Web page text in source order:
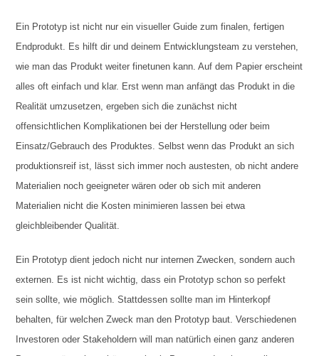
Ein Prototyp ist nicht nur ein visueller Guide zum finalen, fertigen
Endprodukt. Es hilft dir und deinem Entwicklungsteam zu verstehen,
wie man das Produkt weiter finetunen kann. Auf dem Papier erscheint
alles oft einfach und klar. Erst wenn man anfängt das Produkt in die
Realität umzusetzen, ergeben sich die zunächst nicht
offensichtlichen Komplikationen bei der Herstellung oder beim
Einsatz/Gebrauch des Produktes. Selbst wenn das Produkt an sich
produktionsreif ist, lässt sich immer noch austesten, ob nicht andere
Materialien noch geeigneter wären oder ob sich mit anderen
Materialien nicht die Kosten minimieren lassen bei etwa
gleichbleibender Qualität.
Ein Prototyp dient jedoch nicht nur internen Zwecken, sondern auch
externen. Es ist nicht wichtig, dass ein Prototyp schon so perfekt
sein sollte, wie möglich. Stattdessen sollte man im Hinterkopf
behalten, für welchen Zweck man den Prototyp baut. Verschiedenen
Investoren oder Stakeholdern will man natürlich einen ganz anderen